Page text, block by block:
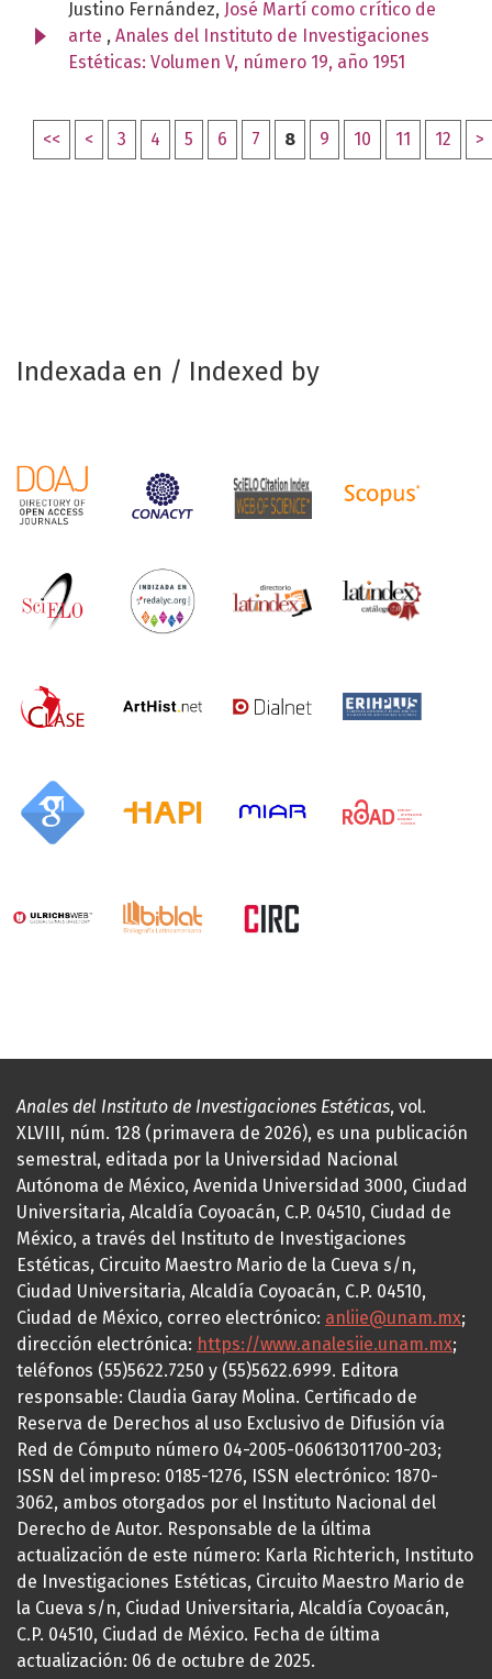
Justino Fernández, José Martí como crítico de
arte , Anales del Instituto de Investigaciones
Estéticas: Volumen V, número 19, año 1951
<< < 3 4 5 6 7 8 9 10 11 12 >
Indexada en / Indexed by
Anales del Instituto de Investigaciones Estéticas, vol.
XLVIII, núm. 128 (primavera de 2026), es una publicación
semestral, editada por la Universidad Nacional
Autónoma de México, Avenida Universidad 3000, Ciudad
Universitaria, Alcaldía Coyoacán, C.P. 04510, Ciudad de
México, a través del Instituto de Investigaciones
Estéticas, Circuito Maestro Mario de la Cueva s/n,
Ciudad Universitaria, Alcaldía Coyoacán, C.P. 04510,
Ciudad de México, correo electrónico: anliie@unam.mx;
dirección electrónica: https://www.analesiie.unam.mx;
teléfonos (55)5622.7250 y (55)5622.6999. Editora
responsable: Claudia Garay Molina. Certificado de
Reserva de Derechos al uso Exclusivo de Difusión vía
Red de Cómputo número 04-2005-060613011700-203;
ISSN del impreso: 0185-1276, ISSN electrónico: 1870-
3062, ambos otorgados por el Instituto Nacional del
Derecho de Autor. Responsable de la última
actualización de este número: Karla Richterich, Instituto
de Investigaciones Estéticas, Circuito Maestro Mario de
la Cueva s/n, Ciudad Universitaria, Alcaldía Coyoacán,
C.P. 04510, Ciudad de México. Fecha de última
actualización: 06 de octubre de 2025.